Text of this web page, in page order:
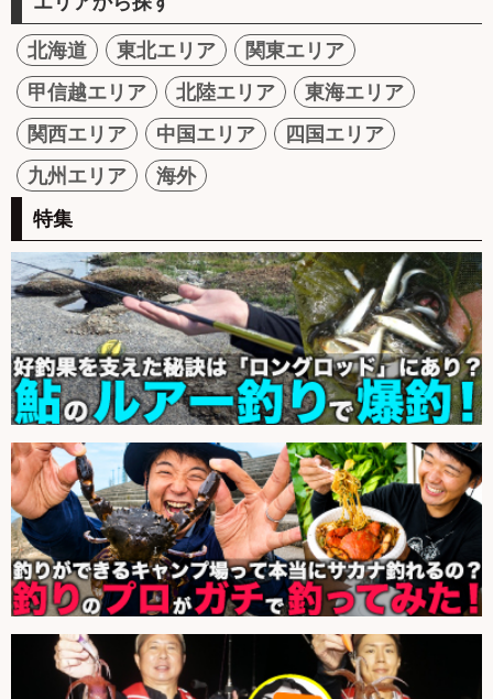
北海道 東北エリア
関東エリア
甲信越エリア
北陸エリア
東海エリア
関西エリア
中国エリア
四国エリア
九州エリア
海外
特集